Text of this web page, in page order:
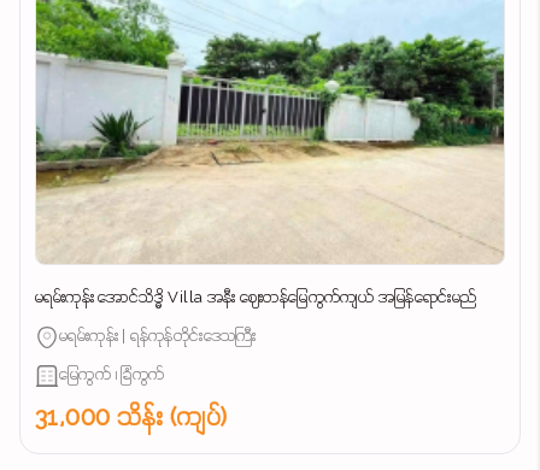
မရမ်းကုန်း အောင်သိဒ္ဓိ Villa အနီး ဈေးတန်မြေကွက်ကျယ် အမြန်ရောင်းမည်
မရမ်းကုန်း | ရန်ကုန်တိုင်းဒေသကြီး
မြေကွက် ၊ ခြံကွက်
31,000 သိန်း (ကျပ်)